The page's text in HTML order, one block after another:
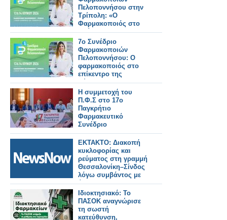
Πελοποννήσου στην
Τρίπολη: «Ο
Φαρμακοποιός στο
Επίκεντρο της
Σύγχρονης
Υγειονομικής
Φροντίδας»
7ο Συνέδριο
Φαρμακοποιών
Πελοποννήσου: Ο
φαρμακοποιός στο
επίκεντρο της
σύγχρονης
υγειονομικής
φροντίδας
Η συμμετοχή του
Π.Φ.Σ στο 17ο
Παγκρήτιο
Φαρμακευτικό
Συνέδριο
ΕΚΤΑΚΤΟ: Διακοπή
κυκλοφορίας και
ρεύματος στη γραμμή
Θεσσαλονίκη–Σίνδος
λόγω συμβάντος με
άτομο.
Ιδιοκτησιακό: Το
ΠΑΣΟΚ αναγνώρισε
τη σωστή
κατεύθυνση,